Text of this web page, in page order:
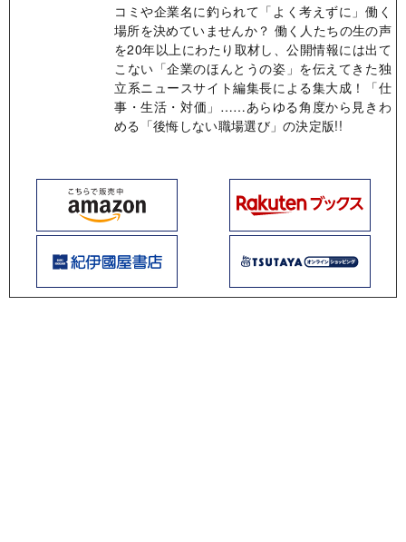
コミや企業名に釣られて「よく考えずに」働く
場所を決めていませんか？ 働く人たちの生の声
を20年以上にわたり取材し、公開情報には出て
こない「企業のほんとうの姿」を伝えてきた独
立系ニュースサイト編集長による集大成！「仕
事・生活・対価」……あらゆる角度から見きわ
める「後悔しない職場選び」の決定版!!